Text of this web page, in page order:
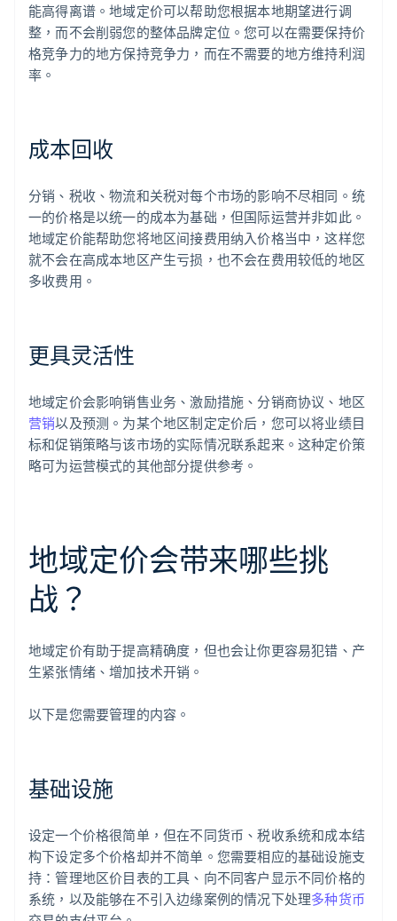
能高得离谱。地域定价可以帮助您根据本地期望进行调
整，而不会削弱您的整体品牌定位。您可以在需要保持价
格竞争力的地方保持竞争力，而在不需要的地方维持利润
率。
成本回收
分销、税收、物流和关税对每个市场的影响不尽相同。统
一的价格是以统一的成本为基础，但国际运营并非如此。
地域定价能帮助您将地区间接费用纳入价格当中，这样您
就不会在高成本地区产生亏损，也不会在费用较低的地区
多收费用。
更具灵活性
地域定价会影响销售业务、激励措施、分销商协议、地区
营销以及预测。为某个地区制定定价后，您可以将业绩目
标和促销策略与该市场的实际情况联系起来。这种定价策
略可为运营模式的其他部分提供参考。
地域定价会带来哪些挑
战？
地域定价有助于提高精确度，但也会让你更容易犯错、产
生紧张情绪、增加技术开销。
以下是您需要管理的内容。
基础设施
设定一个价格很简单，但在不同货币、税收系统和成本结
构下设定多个价格却并不简单。您需要相应的基础设施支
持：管理地区价目表的工具、向不同客户显示不同价格的
系统，以及能够在不引入边缘案例的情况下处理多种货币